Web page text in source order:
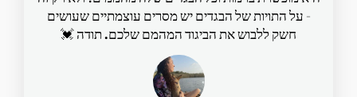
- על התויות של הבגדים יש מסרים עוצמתיים שעושים
חשק ללבוש את הביגוד המהמם שלכם. תודה 💓